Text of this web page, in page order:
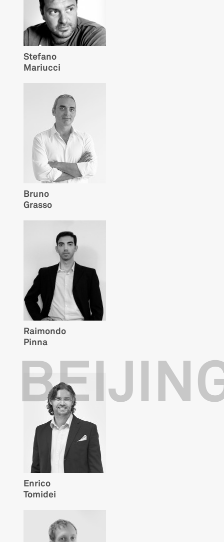
Stefano
Mariucci
Bruno
Grasso
Raimondo
Pinna
Enrico
Tomidei